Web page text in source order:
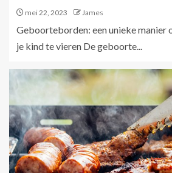
mei 22, 2023 James
Geboorteborden: een unieke manier
je kind te vieren De geboorte...